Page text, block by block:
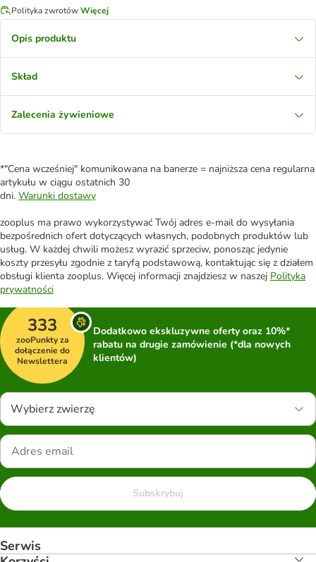
Polityka zwrotówWięcej
Opis produktu
Skład
Zalecenia żywieniowe
*"Cena wcześniej" komunikowana na banerze = najniższa cena regularna
artykułu w ciągu ostatnich 30
dni. Warunki dostawy
zooplus ma prawo wykorzystywać Twój adres e-mail do wysyłania
bezpośrednich ofert dotyczących własnych, podobnych produktów lub
usług. W każdej chwili możesz wyrazić sprzeciw, ponosząc jedynie
koszty przesyłu zgodnie z taryfą podstawową, kontaktując się z działem
obsługi klienta zooplus. Więcej informacji znajdziesz w naszej Polityka
prywatności
333
zooPunkty za
dołączenie do
Newslettera
Dodatkowo ekskluzywne oferty oraz 10%*
rabatu na drugie zamówienie (*dla nowych
klientów)
Wybierz zwierzę
Subskrybuj
Serwis